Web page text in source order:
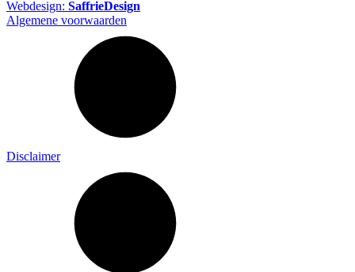
Webdesign: SaffrieDesign
Algemene voorwaarden
Disclaimer